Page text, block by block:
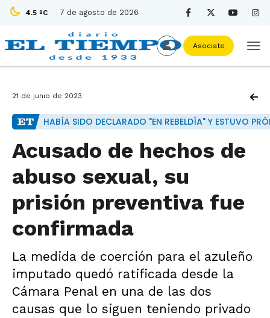
4.5 ºC 7 de agosto de 2026
Asociate
21 de junio de 2023
HABÍA SIDO DECLARADO "EN REBELDÍA" Y ESTUVO
Acusado de hechos de
abuso sexual, su
prisión preventiva fue
confirmada
La medida de coerción para el azuleño
imputado quedó ratificada desde la
Cámara Penal en una de las dos
causas que lo siguen teniendo privado